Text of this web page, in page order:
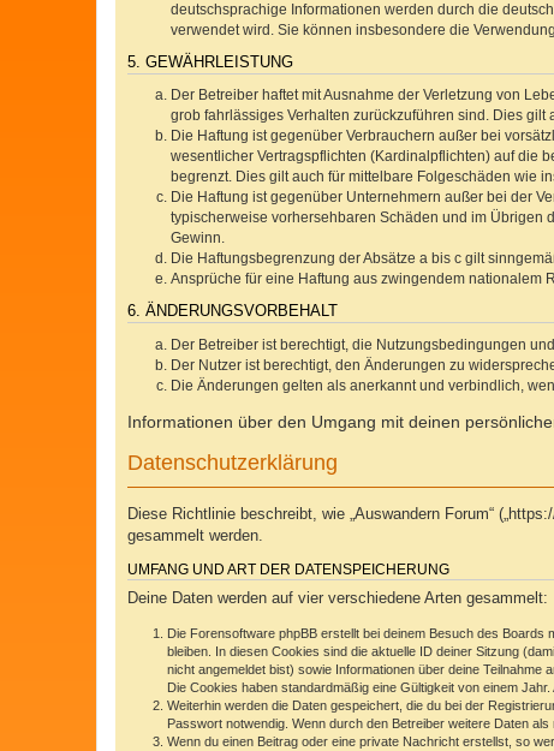
deutschsprachige Informationen werden durch die
verwendet wird. Sie können insbesondere die
5. GEWÄHRLEISTUNG
Der Betreiber haftet mit Ausnahme der Verletzung von
grob fahrlässiges Verhalten zurückzuführen sind. Dies
Die Haftung ist gegenüber Verbrauchern außer bei
wesentlicher Vertragspflichten (Kardinalpflichten) auf die
begrenzt. Dies gilt auch für mittelbare Folgeschäden wie
Die Haftung ist gegenüber Unternehmern außer bei der
typischerweise vorhersehbaren Schäden und im Übrigen
Gewinn.
Die Haftungsbegrenzung der Absätze a bis c gilt
Ansprüche für eine Haftung aus zwingendem nationalem
6. ÄNDERUNGSVORBEHALT
Der Betreiber ist berechtigt, die Nutzungsbedingungen
Der Nutzer ist berechtigt, den Änderungen zu
Die Änderungen gelten als anerkannt und verbindlich,
Informationen über den Umgang mit deinen
Datenschutzerklärung
Diese Richtlinie beschreibt, wie „Auswandern Forum“
gesammelt werden.
UMFANG UND ART DER DATENSPEICHERUNG
Deine Daten werden auf vier verschiedene Arten gesammelt:
Die Forensoftware phpBB erstellt bei deinem Besuch des
bleiben. In diesen Cookies sind die aktuelle ID deiner Sitzung
nicht angemeldet bist) sowie Informationen über deine
Die Cookies haben standardmäßig eine Gültigkeit von einem
Weiterhin werden die Daten gespeichert, die du bei der
Passwort notwendig. Wenn durch den Betreiber weitere Daten
Wenn du einen Beitrag oder eine private Nachricht erstellst, so